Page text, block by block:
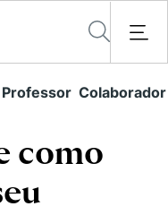
Professor Colaborador
como